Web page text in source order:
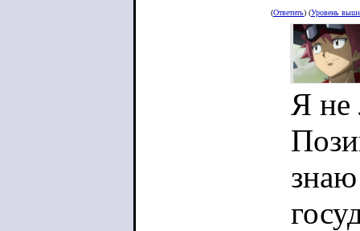
(Ответить) (Уровень выше
Я не